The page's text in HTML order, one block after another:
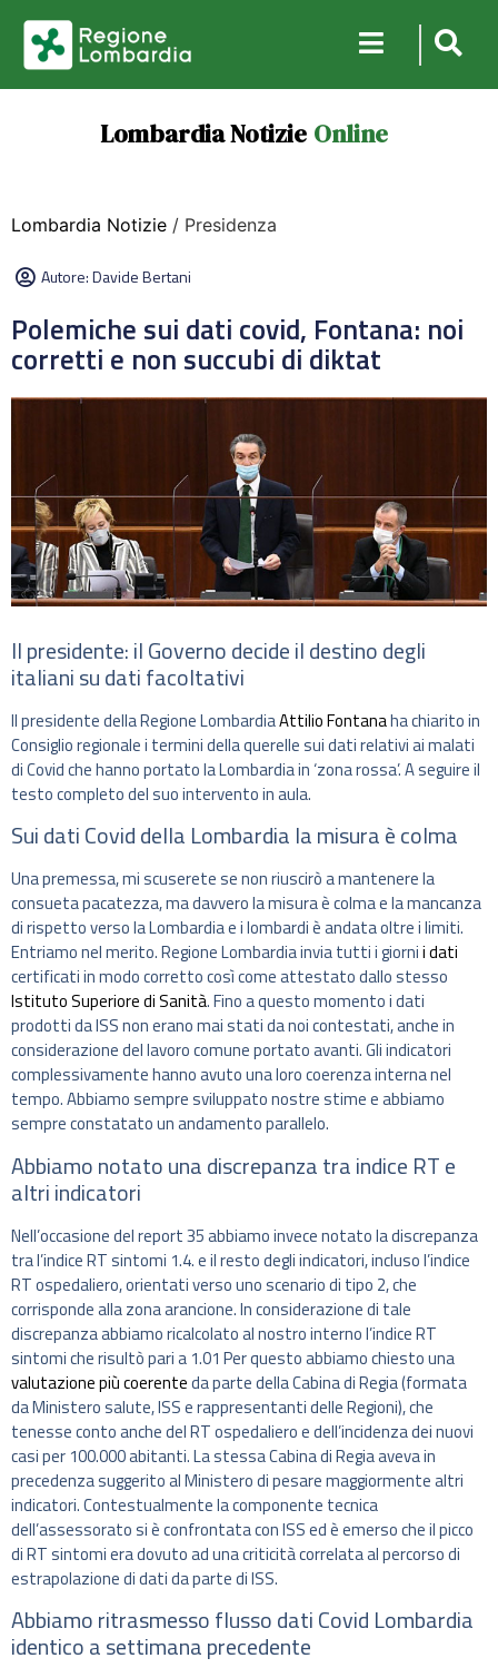
Lombardia Notizie Online
Lombardia Notizie / Presidenza
Autore:Davide Bertani
Polemiche sui dati covid, Fontana: noi
corretti e non succubi di diktat
Il presidente: il Governo decide il destino degli
italiani su dati facoltativi
Il presidente della Regione LombardiaAttilio Fontanaha chiarito in
Consiglio regionale i termini della querelle sui dati relativi ai malati
di Covid che hanno portato la Lombardia in ‘zona rossa’. A seguire il
testo completo del suo intervento in aula.
Sui dati Covid della Lombardia la misura è colma
Una premessa, mi scuserete se non riuscirò a mantenere la
consueta pacatezza, ma davvero la misura è colma e la mancanza
di rispetto verso la Lombardia e i lombardi è andata oltre i limiti.
Entriamo nel merito. Regione Lombardia invia tutti i giornii dati
certificati in modo corretto così come attestato dallo stesso
Istituto Superiore di Sanità. Fino a questo momento i dati
prodotti da ISS non erano mai stati da noi contestati, anche in
considerazione del lavoro comune portato avanti. Gli indicatori
complessivamente hanno avuto una loro coerenza interna nel
tempo. Abbiamo sempre sviluppato nostre stime e abbiamo
sempre constatato un andamento parallelo.
Abbiamo notato una discrepanza tra indice RT e
altri indicatori
Nell’occasione del report 35 abbiamo invece notato la discrepanza
tra l’indice RT sintomi 1.4. e il resto degli indicatori, incluso l’indice
RT ospedaliero, orientati verso uno scenario di tipo 2, che
corrisponde alla zona arancione. In considerazione di tale
discrepanza abbiamo ricalcolato al nostro interno l’indice RT
sintomi che risultò pari a 1.01 Per questo abbiamo chiesto una
valutazione più coerenteda parte della Cabina di Regia (formata
da Ministero salute, ISS e rappresentanti delle Regioni), che
tenesse conto anche del RT ospedaliero e dell’incidenza dei nuovi
casi per 100.000 abitanti. La stessa Cabina di Regia aveva in
precedenza suggerito al Ministero di pesare maggiormente altri
indicatori. Contestualmente la componente tecnica
dell’assessorato si è confrontata con ISS ed è emerso che il picco
di RT sintomi era dovuto ad una criticità correlata al percorso di
estrapolazione di dati da parte di ISS.
Abbiamo ritrasmesso flusso dati Covid Lombardia
identico a settimana precedente